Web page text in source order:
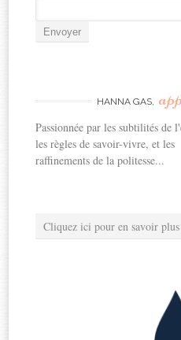
HANNA GAS,
Passionnée par les subtilités de
les règles de savoir-vivre, et les
raffinements de la politesse...
Cliquez ici pour en savoir plus